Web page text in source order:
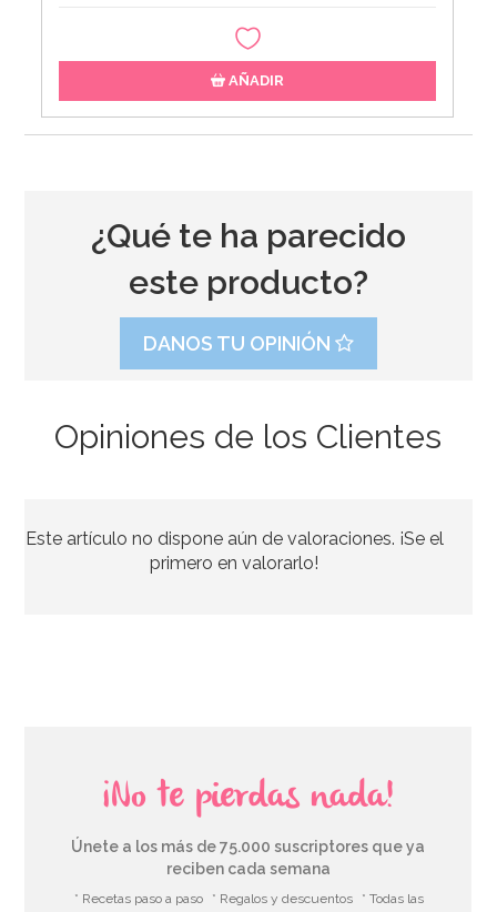
AÑADIR
2,70€
¿Qué te ha parecido
este producto?
DANOS TU OPINIÓN
Opiniones de los Clientes
Este artículo no dispone aún de valoraciones. ¡Se el
primero en valorarlo!
¡No te pierdas nada!
Únete a los más de 75.000 suscriptores que ya
reciben cada semana
* Recetas paso a paso * Regalos y descuentos
* Todas las